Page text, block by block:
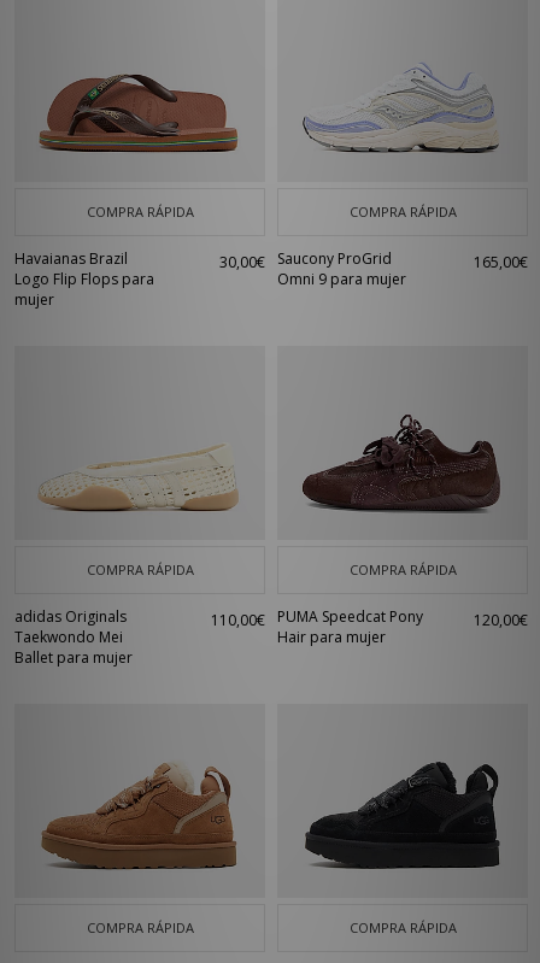
COMPRA RÁPIDA
Havaianas Brazil
Logo Flip Flops para
mujer
30,00€
COMPRA RÁPIDA
Saucony ProGrid
Omni 9 para mujer
165,00€
COMPRA RÁPIDA
adidas Originals
Taekwondo Mei
Ballet para mujer
110,00€
COMPRA RÁPIDA
PUMA Speedcat Pony
Hair para mujer
120,00€
COMPRA RÁPIDA COMPRA RÁPIDA